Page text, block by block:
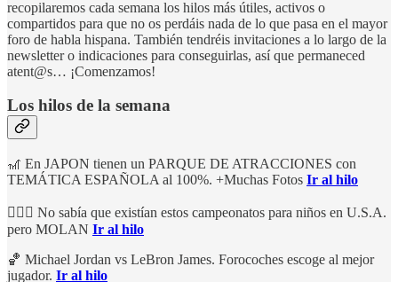
recopilaremos cada semana los hilos más útiles, activos o
compartidos para que no os perdáis nada de lo que pasa en el mayor
foro de habla hispana. También tendréis invitaciones a lo largo de la
newsletter o indicaciones para conseguirlas, así que permaneced
atent@s… ¡Comenzamos!
Los hilos de la semana
🎢 En JAPON tienen un PARQUE DE ATRACCIONES con
TEMÁTICA ESPAÑOLA al 100%. +Muchas Fotos Ir al hilo
💇🏻‍♂️ No sabía que existían estos campeonatos para niños en U.S.A.
pero MOLAN Ir al hilo
🏀 Michael Jordan vs LeBron James. Forocoches escoge al mejor
jugador. Ir al hilo